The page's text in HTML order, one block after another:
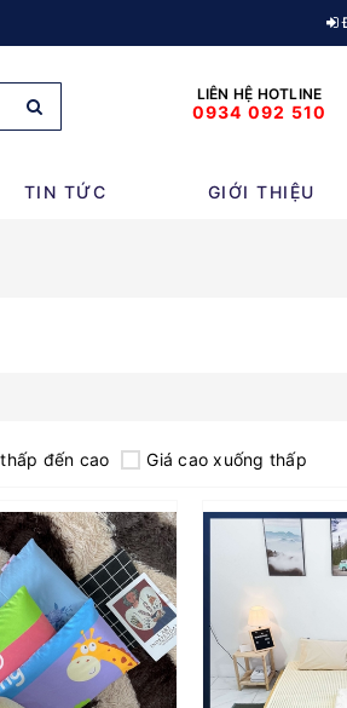
LIÊN HỆ HOTLINE
0934 092 510
TIN TỨC GIỚI THIỆU
đến cao Giá cao xuống thấp